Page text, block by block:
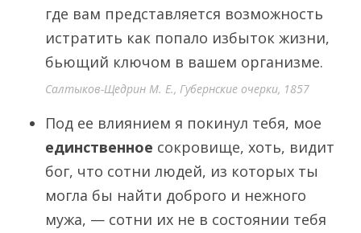
где вам представляется возможность
истратить как попало избыток жизни,
бьющий ключом в вашем организме.
Салтыков-Щедрин М. Е., Губернские очерки, 1857
Под ее влиянием я покинул тебя, мое
единственное сокровище, хоть, видит
бог, что сотни людей, из которых ты
могла бы найти доброго и нежного
мужа, — сотни их не в состоянии тебя